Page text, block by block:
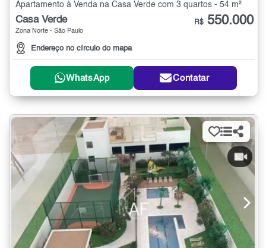
Apartamento à Venda na Casa Verde com 3 quartos - 54 m²
Casa Verde
Zona Norte - São Paulo
Endereço no círculo do mapa
R$ 550.000
WhatsApp Contatar